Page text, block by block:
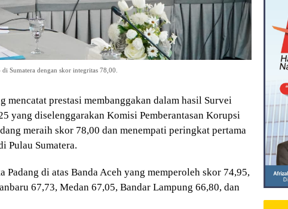
Sumatera dengan skor integritas 78,00.
mencatat prestasi membanggakan dalam hasil Survei
yang diselenggarakan Komisi Pemberantasan Korupsi
meraih skor 78,00 dan menempati peringkat pertama
Pulau Sumatera.
Padang di atas Banda Aceh yang memperoleh skor 74,95,
67,73, Medan 67,05, Bandar Lampung 66,80, dan